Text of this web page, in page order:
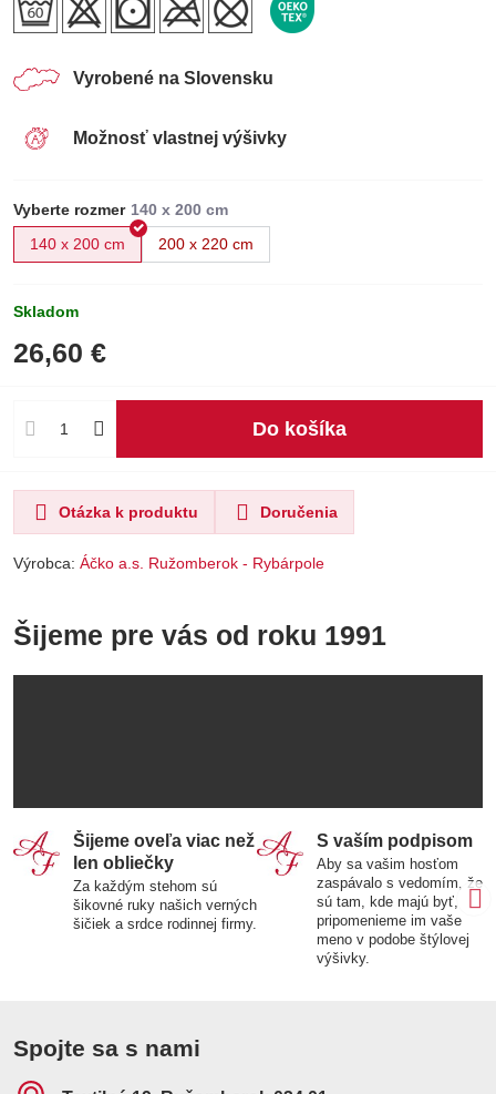
Vyrobené na Slovensku
Možnosť vlastnej výšivky
Vyberte rozmer
140 x 200 cm
200 x 220 cm
Skladom
26,60 €
Do košíka
Otázka k produktu Doručenia
Výrobca: Áčko a.s. Ružomberok - Rybárpole
Šijeme pre vás od roku 1991
Šijeme oveľa viac než
len obliečky
Za každým stehom sú
šikovné ruky našich verných
šičiek a srdce rodinnej firmy.
S vaším podpisom
Aby sa vašim hosťom
zaspávalo s vedomím, že
sú tam, kde majú byť,
pripomenieme im vaše
meno v podobe štýlovej
výšivky.
Spojte sa s nami